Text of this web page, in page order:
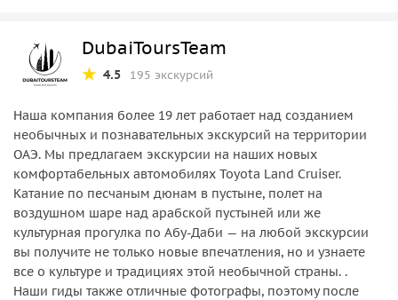
дополнительную плату и только по предоплате.
Для определения правильной стоимости за
экскурсию с удаленного района и согласования
вашей локации, пожалуйста, свяжитесь с нашим
специалистом.
Трансфер из апартаментов и отелей, к которым
подходят гости самостоятельно - бронирование
экскурсии осуществляется по предоплате 25%
Во время Священного месяца Рамадан из программы
исключен Belly Dance Show .
DubaiToursTeam
4.5 195 экскурсий
Наша компания более 19 лет работает над созданием
необычных и познавательных экскурсий на территории
ОАЭ. Мы предлагаем экскурсии на наших новых
комфортабельных автомобилях Toyota Land Cruiser.
Катание по песчаным дюнам в пустыне, полет на
воздушном шаре над арабской пустыней или же
культурная прогулка по Абу-Даби — на любой экскурсии
вы получите не только новые впечатления, но и узнаете
все о культуре и традициях этой необычной страны. .
Наши гиды также отличные фотографы, поэтому после